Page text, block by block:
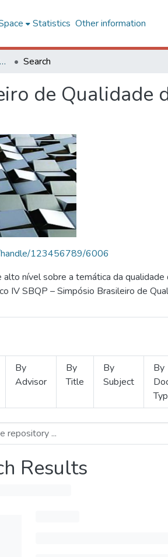
Statistics Other information
SBQP - Simpósio Brasileiro de Qualidade do Projeto no Ambiente Construído Search
de Qualidade
handle/123456789/6006
nível sobre a temática da
IV SBQP – Simpósio Brasileiro de
By
Advisor
By
Title
By
Subject
By
Results